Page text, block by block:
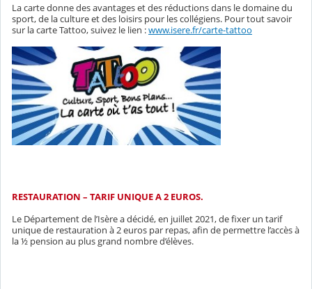
La carte donne des avantages et des réductions dans le domaine du
sport, de la culture et des loisirs pour les collégiens. Pour tout savoir
sur la carte Tattoo, suivez le lien :www.isere.fr/carte-tattoo
RESTAURATION – TARIF UNIQUE A 2 EUROS.
Le Département de l’Isère a décidé, en juillet 2021, de fixer un tarif
unique de restauration à 2 euros par repas, afin de permettre l’accès à
la ½ pension au plus grand nombre d’élèves.